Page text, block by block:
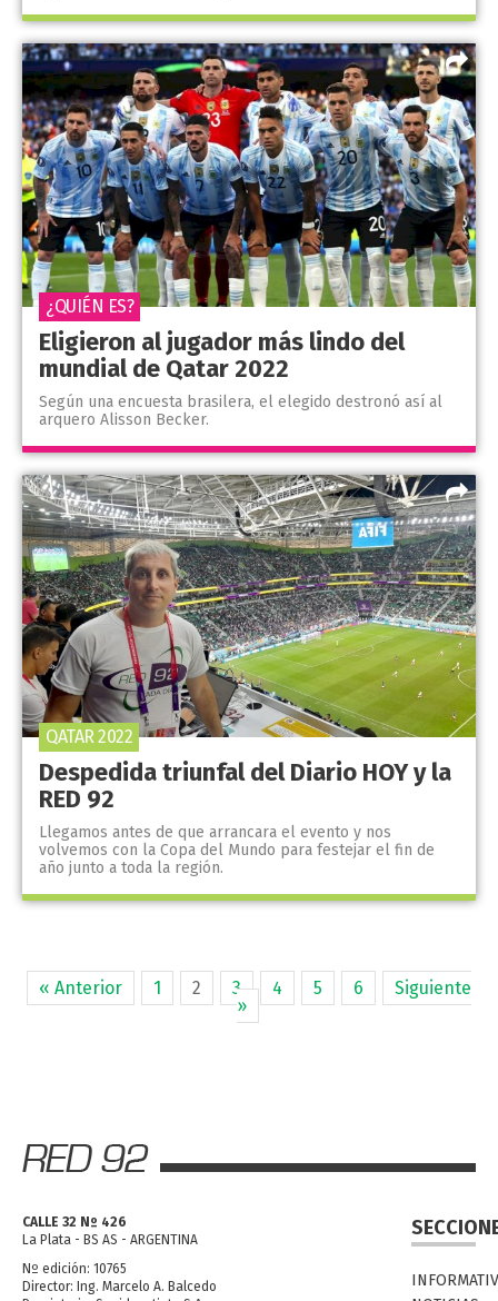
Eligieron al jugador más lindo del
mundial de Qatar 2022
Según una encuesta brasilera, el elegido destronó así al
arquero Alisson Becker.
¿QUIÉN ES?
Despedida triunfal del Diario HOY y la
RED 92
Llegamos antes de que arrancara el evento y nos
volvemos con la Copa del Mundo para festejar el fin de
año junto a toda la región.
QATAR 2022
« Anterior 1 2 3 4 5 6
Siguiente
»
CALLE 32 Nº 426
La Plata - BS AS - ARGENTINA
Nº edición: 10765
Director: Ing. Marcelo A. Balcedo